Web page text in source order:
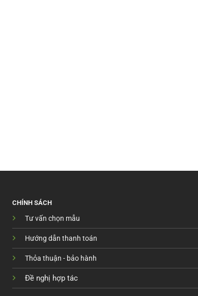
CHÍNH SÁCH
Tư vấn chọn mẫu
Hướng dẫn thanh toán
Thỏa thuận - bảo hành
Đề nghị hợp tác